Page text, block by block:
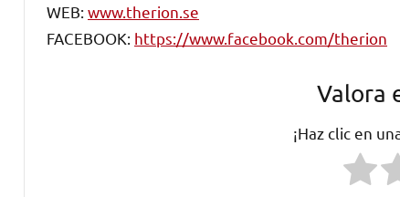
WEB: www.therion.se
FACEBOOK: https://www.facebook.com/therion
Valora
¡Haz clic en